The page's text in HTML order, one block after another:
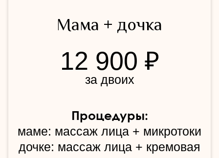
за двоих
массаж лица + массаж головы
для каждого
для девичника